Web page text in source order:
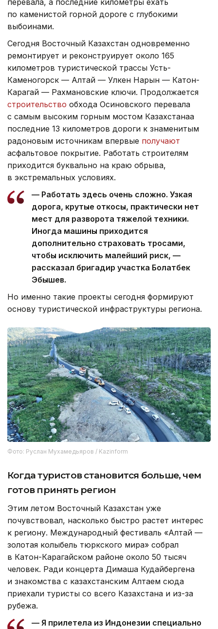
перевала, а последние километры ехать
по каменистой горной дороге с глубокими
выбоинами.
Сегодня Восточный Казахстан одновременно
ремонтирует и реконструирует около 165
километров туристической трассы Усть-
Каменогорск — Алтай — Улкен Нарын — Катон-
Карагай — Рахмановские ключи. Продолжается
строительство обхода Осиновского перевала
с самым высоким горным мостом Казахстанаа
последние 13 километров дороги к знаменитым
радоновым источникам впервые получают
асфальтовое покрытие. Работать строителям
приходится буквально на краю обрыва,
в экстремальных условиях.
— Работать здесь очень сложно. Узкая
дорога, крутые откосы, практически нет
мест для разворота тяжелой техники.
Иногда машины приходится
дополнительно страховать тросами,
чтобы исключить малейший риск, —
рассказал бригадир участка Болатбек
Эбышев.
Но именно такие проекты сегодня формируют
основу туристической инфраструктуры региона.
Фото: Руслан Мухамедьяров / Kazinform
Когда туристов становится больше, чем
готов принять регион
Этим летом Восточный Казахстан уже
почувствовал, насколько быстро растет интерес
к региону. Международный фестиваль «Алтай —
золотая колыбель тюркского мира» собрал
в Катон-Карагайском районе около 50 тысяч
человек. Ради концерта Димаша Кудайбергена
и знакомства с казахстанским Алтаем сюда
приехали туристы со всего Казахстана и из-за
рубежа.
— Я прилетела из Индонезии специально